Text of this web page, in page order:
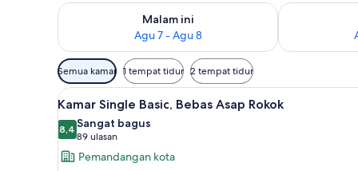
Malam ini
Agu 7 - Agu 8
Periksa ketersediaan untuk malam ini Agu 7 - Agu 8
Periksa
Filter
tersedia
untuk
kamar
Semua kamar 1 tempat tidur 2 tempat tidur
Lihat
semua
foto
untuk
Selimut bulu angsa, meja
15
Kamar Single Basic, Bebas Asap Rokok
8,48,4 dari 10
Sangat bagus
89 ulasan
(89
ulasan)
Pemandangan kota